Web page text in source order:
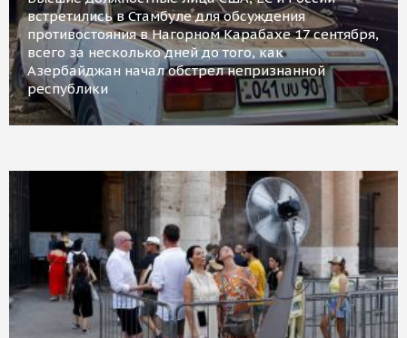
встретились в Стамбуле для обсуждения
противостояния в Нагорном Карабахе 17 сентября,
всего за несколько дней до того, как
Азербайджан начал обстрел непризнанной
республики